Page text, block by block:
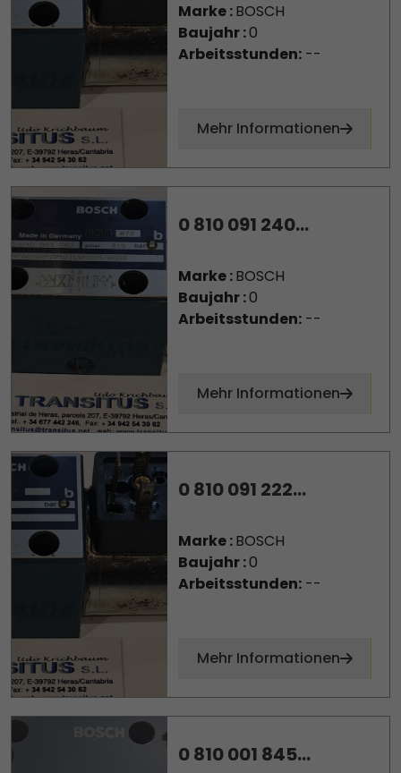
Marke :BOSCH
Baujahr :0
Arbeitsstunden:--
Mehr Informationen
0 810 091 240...
Marke :BOSCH
Baujahr :0
Arbeitsstunden:--
Mehr Informationen
0 810 091 222...
Marke :BOSCH
Baujahr :0
Arbeitsstunden:--
Mehr Informationen
0 810 001 845...